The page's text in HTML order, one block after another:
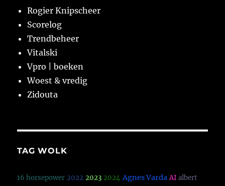
Rogier Knipscheer
Scorelog
Trendbeheer
Vitalski
Vpro | boeken
Woest & vredig
Zidouta
TAG WOLK
16 horsepower 2022 2023 2024 Agnes Varda AI albert